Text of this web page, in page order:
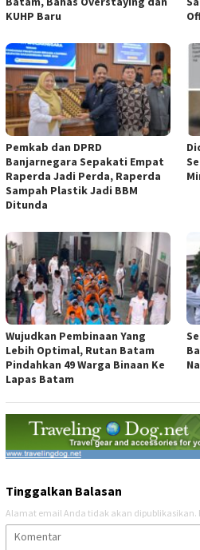
KUHP Baru
Pemkab dan DPRD
Banjarnegara Sepakati Empat
Raperda Jadi Perda, Raperda
Sampah Plastik Jadi BBM
Ditunda
Wujudkan Pembinaan Yang
Lebih Optimal, Rutan Batam
Pindahkan 49 Warga Binaan Ke
Lapas Batam
Tinggalkan Balasan
Alamat email Anda tidak akan dipublikasikan.